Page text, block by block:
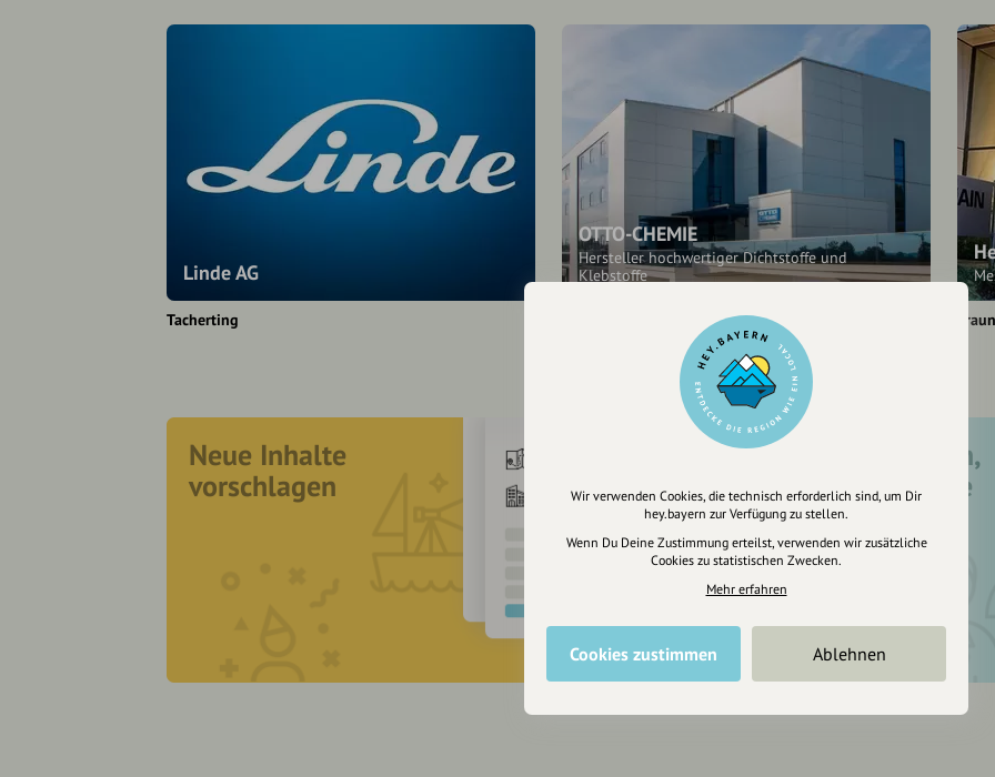
Linde AG
Tacherting
OTTO-CHEMIE
Hersteller hochwertiger Dichtstoffe und
Klebstoffe
Neue Inhalte
vorschlagen
Registriere dich,
um dir Einträge
zu merken
Wir verwenden Cookies, die technisch erforderlich sind, um Dir
hey.bayern zur Verfügung zu stellen.
Wenn Du Deine Zustimmung erteilst, verwenden wir zusätzliche
Cookies zu statistischen Zwecken.
Mehr erfahren
Cookies zustimmen Ablehnen